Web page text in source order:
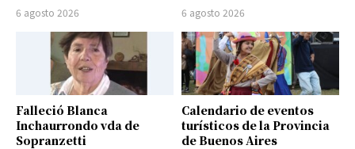
6 agosto 2026 6 agosto 2026
Falleció Blanca
Inchaurrondo vda de
Sopranzetti
Calendario de eventos
turísticos de la Provincia
de Buenos Aires